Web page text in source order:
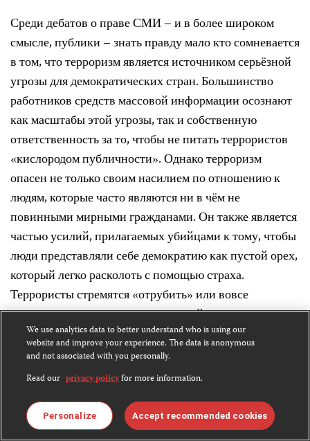
Среди дебатов о праве СМИ – и в более широком
смысле, публики – знать правду мало кто сомневается
в том, что терроризм является источником серьёзной
угрозы для демократических стран. Большинство
работников средств массовой информации осознают
как масштабы этой угрозы, так и собственную
ответственность за то, чтобы не питать террористов
«кислородом публичности». Однако терроризм
опасен не только своим насилием по отношению к
людям, которые часто являются ни в чём не
повинными мирными гражданами. Он также является
частью усилий, прилагаемых убийцами к тому, чтобы
люди представляли себе демократию как пустой орех,
который легко расколоть с помощью страха.
Террористы стремятся «отрубить» или вовсе
уничтожить то, что является важнейшими гарантиями
эффективности и высокой жизнеспособности
демократического общества.
быть осмотрительными и осторожными в своей
работе, тоже должны осознать, что свободная
We use analytics data to better understand who is using our
website and improve your experience. The data is anonymous
and not associated with you personally.
Read our privacy policyfor more information.
Personalize Accept recommended cookies